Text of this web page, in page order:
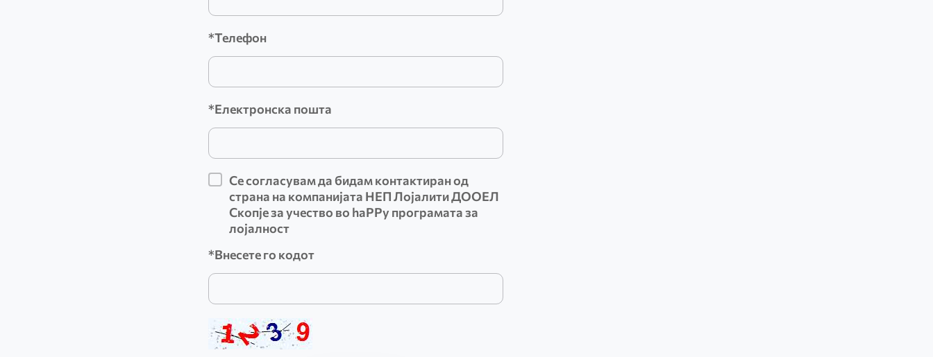
*Телефон
*Електронска пошта
Се согласувам да бидам контактиран од
страна на компанијата НЕП Лојалити ДООЕЛ
Скопје за учество во haPPy програмата за
лојалност
*Внесете го кодот